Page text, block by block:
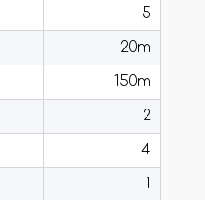
5
20m
150m
2
4
1